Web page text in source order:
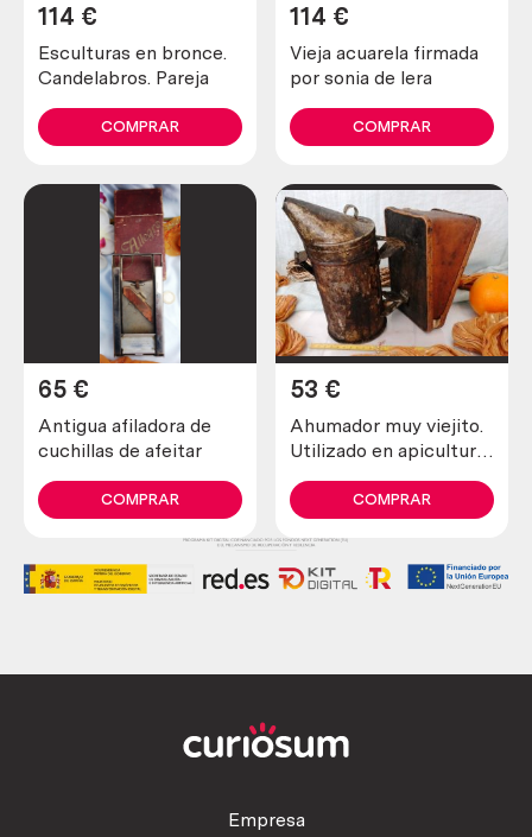
Esculturas en bronce.
Candelabros. Pareja
114 €
COMPRAR
Vieja acuarela firmada
por sonia de lera
114 €
COMPRAR
Antigua afiladora de
cuchillas de afeitar
65 €
COMPRAR
Ahumador muy viejito.
Utilizado en apicultura
abejas
53 €
COMPRAR
Empresa